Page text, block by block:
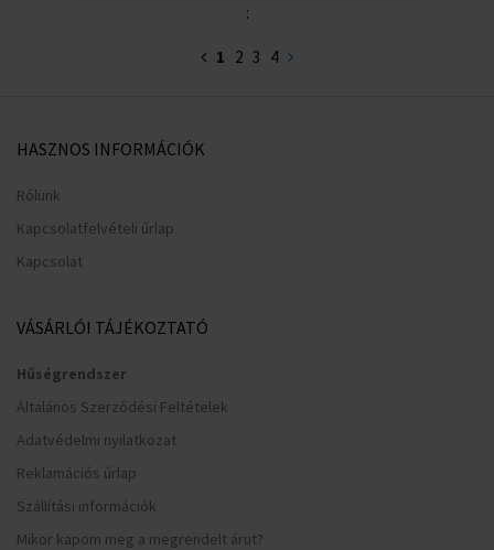
:
1 2 3 4
HASZNOS INFORMÁCIÓK
Rólunk
Kapcsolatfelvételi űrlap
Kapcsolat
VÁSÁRLÓI TÁJÉKOZTATÓ
Hűségrendszer
Általános Szerződési Feltételek
Adatvédelmi nyilatkozat
Reklamációs űrlap
Szállítási információk
Mikor kapom meg a megrendelt árut?